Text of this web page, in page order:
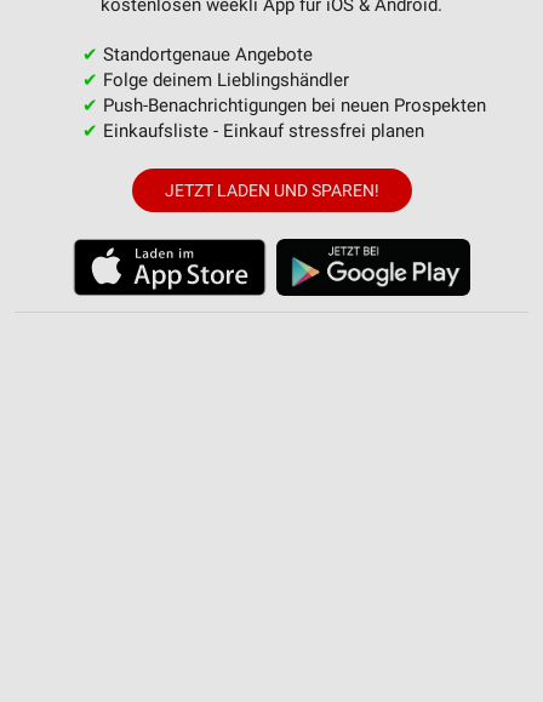
✔ Standortgenaue Angebote
✔ Folge deinem Lieblingshändler
✔ Push-Benachrichtigungen bei neuen Prospekten
✔ Einkaufsliste - Einkauf stressfrei planen
JETZT LADEN UND SPAREN!